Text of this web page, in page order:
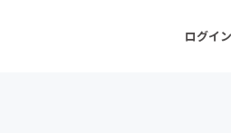
ログイン